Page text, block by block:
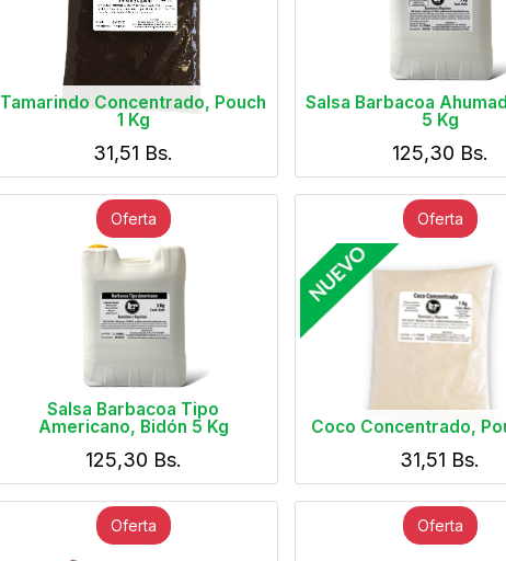
Tamarindo Concentrado, Pouch
1 Kg
31,51 Bs.
Salsa Barbacoa
5 Kg
125,30 Bs.
Oferta
Salsa Barbacoa Tipo
Americano, Bidón 5 Kg
125,30 Bs.
Oferta
Coco Concentrado,
31,51 Bs.
Oferta Oferta